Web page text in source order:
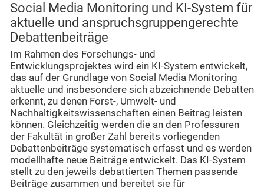
Social Media Monitoring und KI-System für
aktuelle und anspruchsgruppengerechte
Debattenbeiträge
Im Rahmen des Forschungs- und
Entwicklungsprojektes wird ein KI-System entwickelt,
das auf der Grundlage von Social Media Monitoring
aktuelle und insbesondere sich abzeichnende Debatten
erkennt, zu denen Forst-, Umwelt- und
Nachhaltigkeitswissenschaften einen Beitrag leisten
können. Gleichzeitig werden die an den Professuren
der Fakultät in großer Zahl bereits vorliegenden
Debattenbeiträge systematisch erfasst und es werden
modellhafte neue Beiträge entwickelt. Das KI-System
stellt zu den jeweils debattierten Themen passende
Beiträge zusammen und bereitet sie für